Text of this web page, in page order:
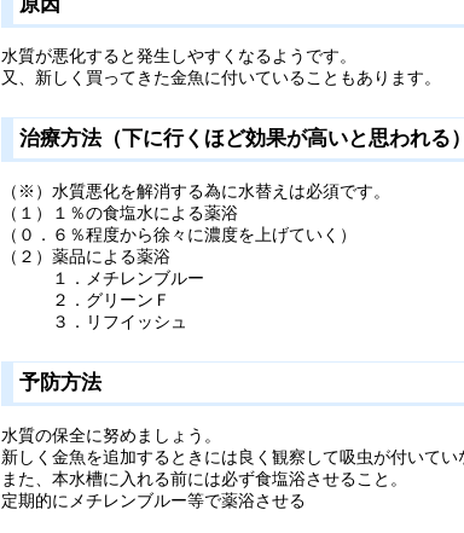
水質が悪化すると発生しやすくなるようです。
又、新しく買ってきた金魚に付いていることもあります。
治療方法（下に行くほど効果が高いと思われる）
（※）水質悪化を解消する為に水替えは必須です。
（１）１％の食塩水による薬浴
（０．６％程度から徐々に濃度を上げていく）
（２）薬品による薬浴
１．メチレンブルー
２．グリーンＦ
３．リフイッシュ
予防方法
水質の保全に努めましょう。
新しく金魚を追加するときには良く観察して吸虫が付いてい
また、本水槽に入れる前には必ず食塩浴させること。
定期的にメチレンブルー等で薬浴させる